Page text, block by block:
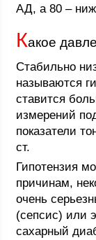
АД, а 80 –
Какое
Стабильно
называются
ставится
измерений
показатели
ст.
Гипотензия
причинам,
очень
(сепсис) или
сахарный